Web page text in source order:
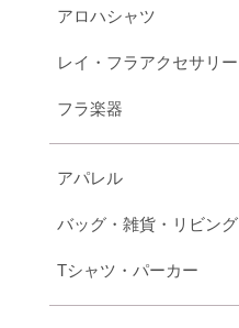
アロハシャツ
レイ・フラアクセサリー
フラ楽器
アパレル
バッグ・雑貨・リビング
Tシャツ・パーカー